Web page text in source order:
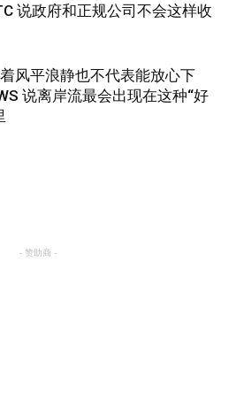
说政府和正规公司不会这样收
风平浪静也不代表能放心下
说离岸流最会出现在这种“好
- 赞助商 -